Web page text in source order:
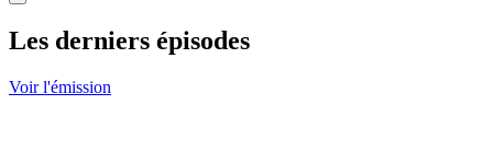
Les derniers épisodes
Voir l'émission